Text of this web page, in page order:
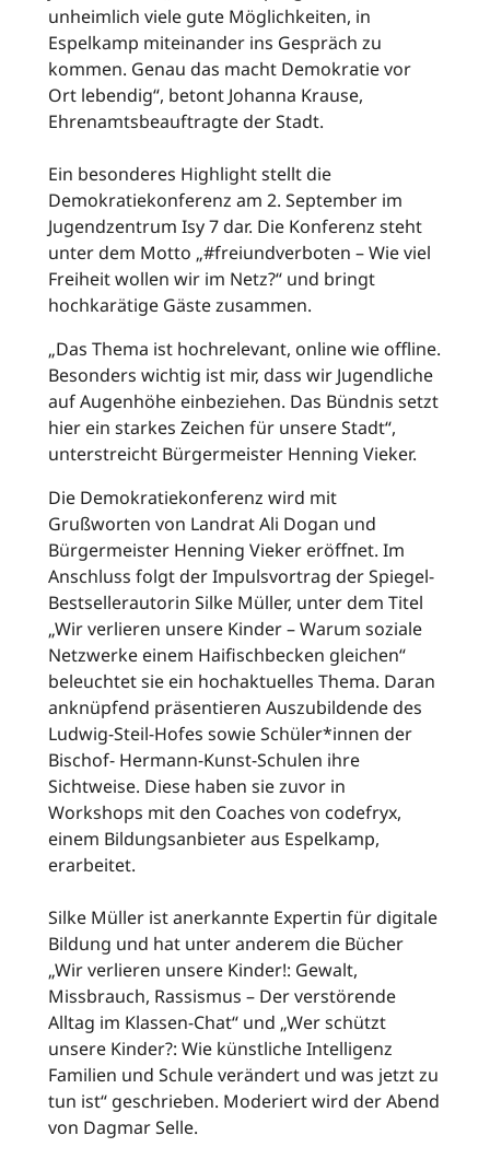
unheimlich viele gute Möglichkeiten, in
Espelkamp miteinander ins Gespräch zu
kommen. Genau das macht Demokratie vor
Ort lebendig“, betont Johanna Krause,
Ehrenamtsbeauftragte der Stadt.
Ein besonderes Highlight stellt die
Demokratiekonferenz am 2. September im
Jugendzentrum Isy 7 dar. Die Konferenz steht
unter dem Motto „#freiundverboten – Wie viel
Freiheit wollen wir im Netz?“ und bringt
hochkarätige Gäste zusammen.
„Das Thema ist hochrelevant, online wie offline.
Besonders wichtig ist mir, dass wir Jugendliche
auf Augenhöhe einbeziehen. Das Bündnis setzt
hier ein starkes Zeichen für unsere Stadt“,
unterstreicht Bürgermeister Henning Vieker.
Die Demokratiekonferenz wird mit
Grußworten von Landrat Ali Dogan und
Bürgermeister Henning Vieker eröffnet. Im
Anschluss folgt der Impulsvortrag der Spiegel-
Bestsellerautorin Silke Müller, unter dem Titel
„Wir verlieren unsere Kinder – Warum soziale
Netzwerke einem Haifischbecken gleichen“
beleuchtet sie ein hochaktuelles Thema. Daran
anknüpfend präsentieren Auszubildende des
Ludwig-Steil-Hofes sowie Schüler*innen der
Bischof- Hermann-Kunst-Schulen ihre
Sichtweise. Diese haben sie zuvor in
Workshops mit den Coaches von codefryx,
einem Bildungsanbieter aus Espelkamp,
erarbeitet.
Silke Müller ist anerkannte Expertin für digitale
Bildung und hat unter anderem die Bücher
„Wir verlieren unsere Kinder!: Gewalt,
Missbrauch, Rassismus – Der verstörende
Alltag im Klassen-Chat“ und „Wer schützt
unsere Kinder?: Wie künstliche Intelligenz
Familien und Schule verändert und was jetzt zu
tun ist“ geschrieben. Moderiert wird der Abend
von Dagmar Selle.